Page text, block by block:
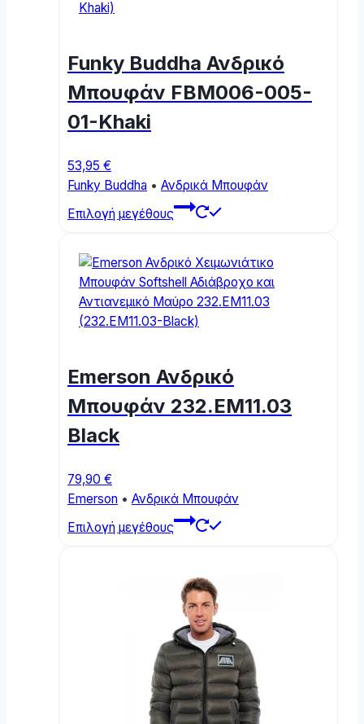
Funky Buddha Ανδρικό
Μπουφάν FBM006-005-
01-Khaki
53,95 €
Funky Buddha • Ανδρικά Μπουφάν
Επιλογή μεγέθους
This
multiple
variants.
The
chosen
on
the
Emerson Ανδρικό
Μπουφάν 232.EM11.03
Black
79,90 €
Emerson • Ανδρικά Μπουφάν
Επιλογή μεγέθους
This
options
may
be
chosen
on